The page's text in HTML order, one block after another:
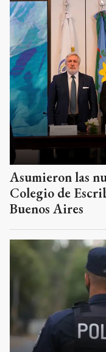
Asumieron las
Colegio de
Buenos Aires